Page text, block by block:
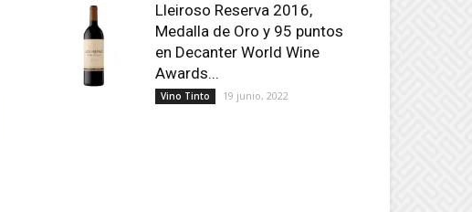
Lleiroso Reserva 2016,
Medalla de Oro y 95 puntos
en Decanter World Wine
Awards...
Vino Tinto 19 junio, 2022